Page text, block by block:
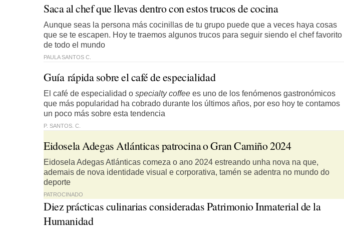
Saca al chef que llevas dentro con estos trucos de cocina
Aunque seas la persona más cocinillas de tu grupo puede que a veces haya cosas
que se te escapen. Hoy te traemos algunos trucos para seguir siendo el chef favorito
de todo el mundo
PAULA SANTOS C.
Guía rápida sobre el café de especialidad
El café de especialidad o specialty coffee es uno de los fenómenos gastronómicos
que más popularidad ha cobrado durante los últimos años, por eso hoy te contamos
un poco más sobre esta tendencia
P. SANTOS. C.
Eidosela Adegas Atlánticas patrocina o Gran Camiño 2024
Eidosela Adegas Atlánticas comeza o ano 2024 estreando unha nova na que,
ademais de nova identidade visual e corporativa, tamén se adentra no mundo do
deporte
PATROCINADO
Diez prácticas culinarias consideradas Patrimonio Inmaterial de la
Humanidad